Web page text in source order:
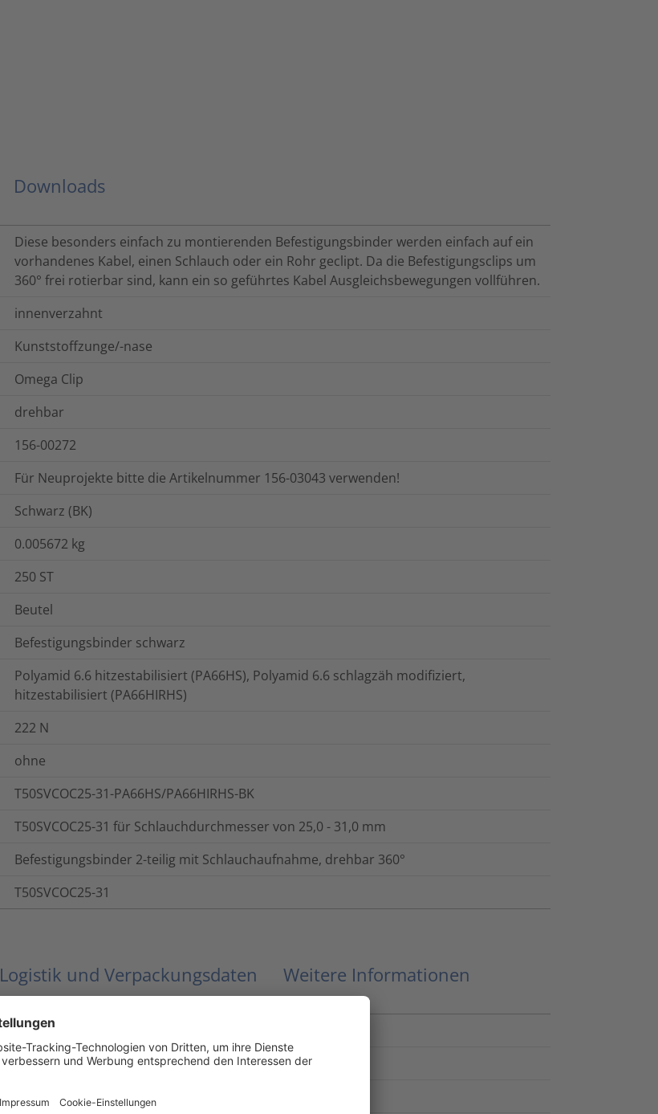
Downloads
Diese besonders einfach zu montierenden Befestigungsbinder werden einfach auf ein
vorhandenes Kabel, einen Schlauch oder ein Rohr geclipt. Da die Befestigungsclips um
360° frei rotierbar sind, kann ein so geführtes Kabel Ausgleichsbewegungen vollführen.
innenverzahnt
Kunststoffzunge/-nase
Omega Clip
drehbar
156-00272
Für Neuprojekte bitte die Artikelnummer 156-03043 verwenden!
Schwarz (BK)
0.005672 kg
250 ST
Beutel
Befestigungsbinder schwarz
Polyamid 6.6 hitzestabilisiert (PA66HS), Polyamid 6.6 schlagzäh modifiziert,
hitzestabilisiert (PA66HIRHS)
222 N
ohne
T50SVCOC25-31-PA66HS/PA66HIRHS-BK
T50SVCOC25-31 für Schlauchdurchmesser von 25,0 - 31,0 mm
Befestigungsbinder 2-teilig mit Schlauchaufnahme, drehbar 360°
T50SVCOC25-31
Logistik und Verpackungsdaten Weitere Informationen
-40 °C bis +105 °C
UL94 HB
Ja